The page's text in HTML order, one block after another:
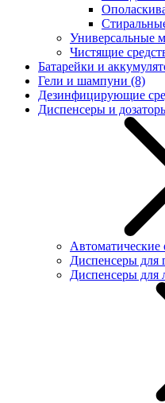
Универсальные
Чистящие
Батарейки и
Гели и шампуни (8)
Дезинфицирующие
Диспенсеры и
Автоматические
Диспенсеры для
Диспенсеры для